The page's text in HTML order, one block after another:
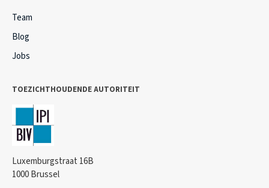
Team
Blog
Jobs
TOEZICHTHOUDENDE AUTORITEIT
Luxemburgstraat 16B
1000 Brussel